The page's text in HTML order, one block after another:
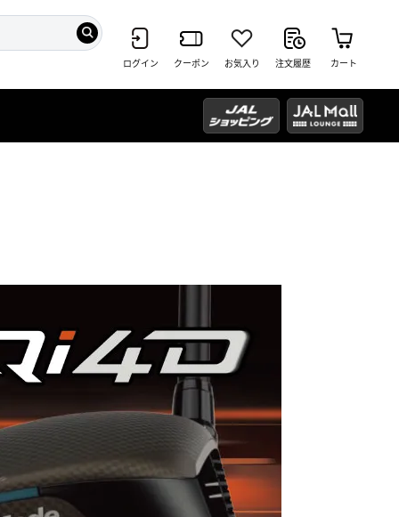
ログイン クーポン お気入り 注文履歴 カート